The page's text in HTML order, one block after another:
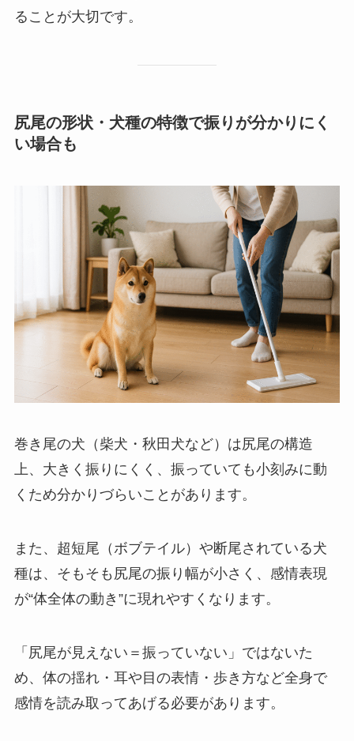
ることが大切です。
尻尾の形状・犬種の特徴で振りが分かりにく
い場合も
巻き尾の犬（柴犬・秋田犬など）は尻尾の構造
上、大きく振りにくく、振っていても小刻みに動
くため分かりづらいことがあります。
また、超短尾（ボブテイル）や断尾されている犬
種は、そもそも尻尾の振り幅が小さく、感情表現
が“体全体の動き”に現れやすくなります。
「尻尾が見えない＝振っていない」ではないた
め、体の揺れ・耳や目の表情・歩き方など全身で
感情を読み取ってあげる必要があります。